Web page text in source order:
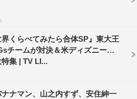
界くらべてみたら合体SP』東大王
チームが対決＆米ディズニー・
集 | TV LI...
ナマン、山之内すず、安住紳一